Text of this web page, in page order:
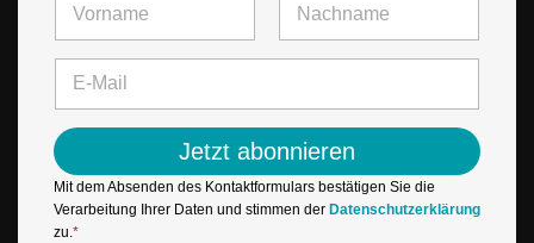
a
i
l
E
-
m
M
a
i
l
*
Jetzt abonnieren
Mit dem Absenden des Kontaktformulars bestätigen Sie die
Verarbeitung Ihrer Daten und stimmen der Datenschutzerklärung
zu.*